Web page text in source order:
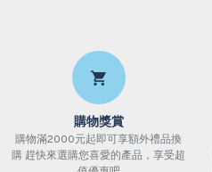
購物獎賞
購物滿2000元起即可享額外禮品換
購 趕快來選購您喜愛的產品，享受超